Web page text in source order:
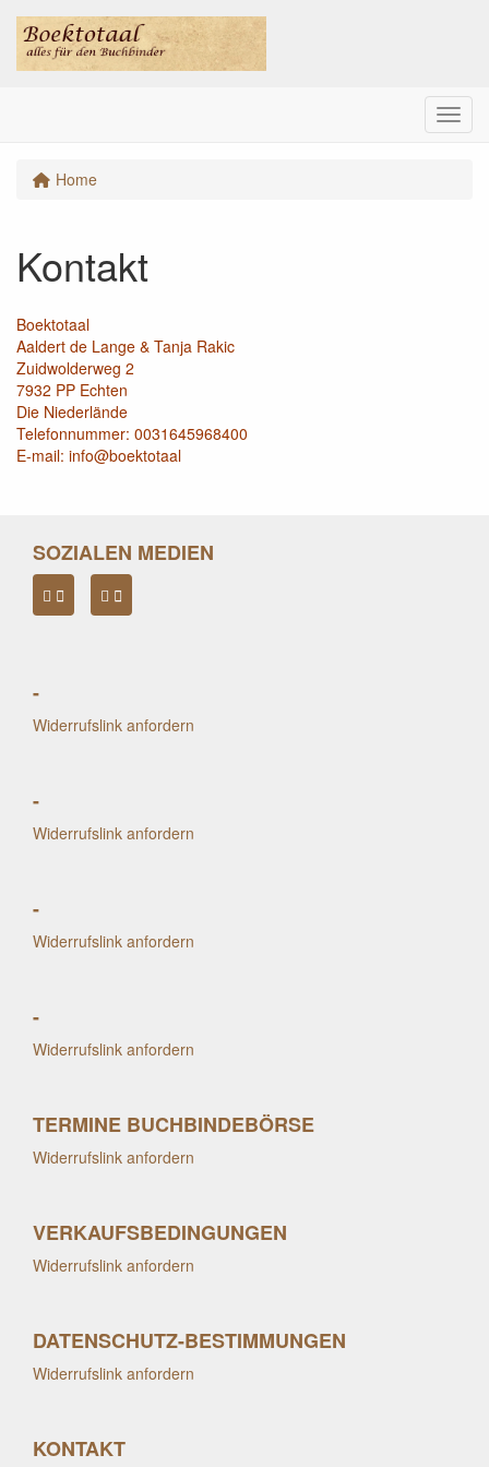
Menu
Home
Kontakt
Boektotaal
Aaldert de Lange & Tanja Rakic
Zuidwolderweg 2
7932 PP Echten
Die Niederlände
Telefonnummer: 0031645968400
E-mail: info@boektotaal
SOZIALEN MEDIEN
-
Widerrufslink anfordern
-
Widerrufslink anfordern
-
Widerrufslink anfordern
-
Widerrufslink anfordern
TERMINE BUCHBINDEBÖRSE
Widerrufslink anfordern
VERKAUFSBEDINGUNGEN
Widerrufslink anfordern
DATENSCHUTZ-BESTIMMUNGEN
Widerrufslink anfordern
KONTAKT